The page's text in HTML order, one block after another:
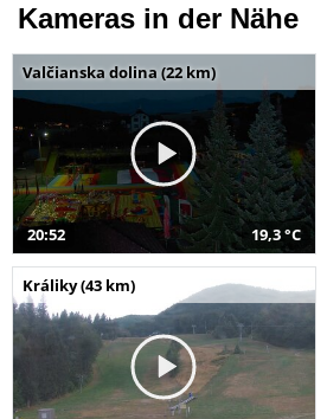
Kameras in der Nähe
Valčianska dolina (22 km)
20:52 19,3 °C
Králiky (43 km)